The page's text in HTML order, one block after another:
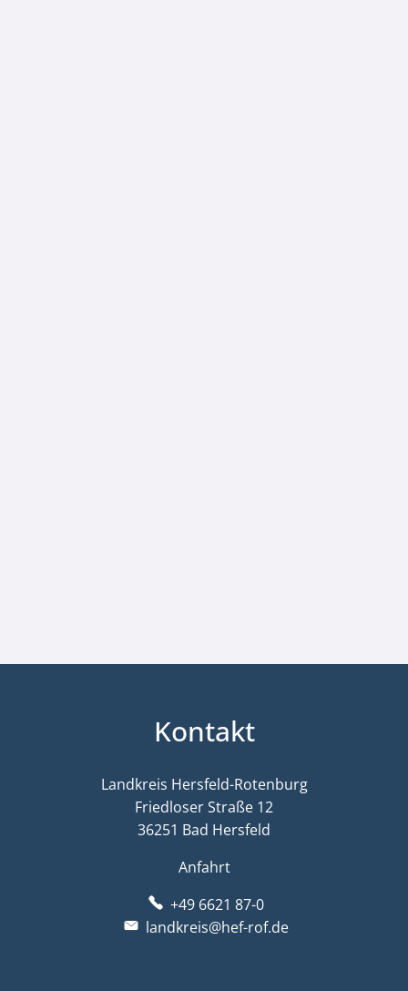
Kontakt
Landkreis Hersfeld-Rotenburg
Friedloser Straße 12
36251 Bad Hersfeld
Anfahrt
+49 6621 87-0
landkreis@hef-rof.de